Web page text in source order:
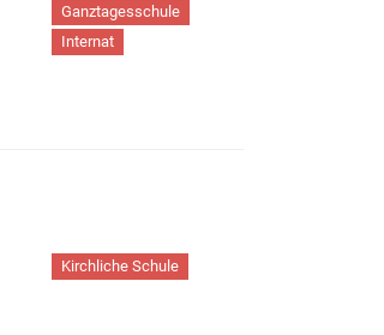
Ganztagesschule
Internat
Kirchliche Schule